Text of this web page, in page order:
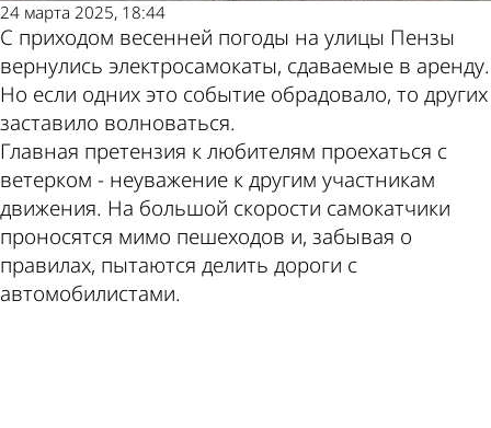
24 марта 2025, 18:44
С приходом весенней погоды на улицы Пензы
вернулись электросамокаты, сдаваемые в аренду.
Но если одних это событие обрадовало, то других
заставило волноваться.
Главная претензия к любителям проехаться с
ветерком - неуважение к другим участникам
движения. На большой скорости самокатчики
проносятся мимо пешеходов и, забывая о
правилах, пытаются делить дороги с
автомобилистами.